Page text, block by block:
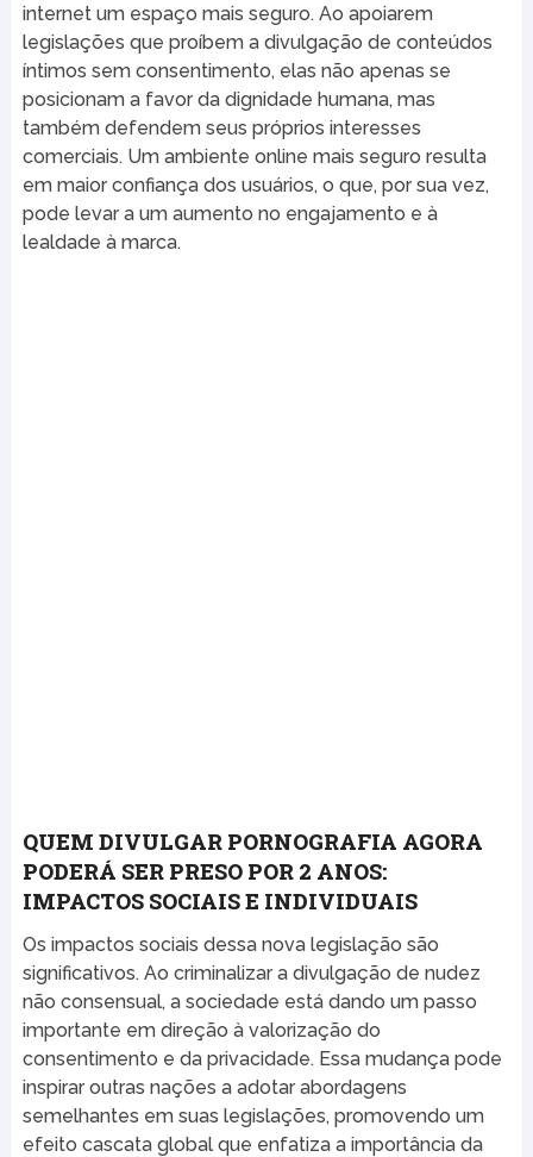
internet um espaço mais seguro. Ao apoiarem
legislações que proíbem a divulgação de conteúdos
íntimos sem consentimento, elas não apenas se
posicionam a favor da dignidade humana, mas
também defendem seus próprios interesses
comerciais. Um ambiente online mais seguro resulta
em maior confiança dos usuários, o que, por sua vez,
pode levar a um aumento no engajamento e à
lealdade à marca.
QUEM DIVULGAR PORNOGRAFIA AGORA
PODERÁ SER PRESO POR 2 ANOS:
IMPACTOS SOCIAIS E INDIVIDUAIS
Os impactos sociais dessa nova legislação são
significativos. Ao criminalizar a divulgação de nudez
não consensual, a sociedade está dando um passo
importante em direção à valorização do
consentimento e da privacidade. Essa mudança pode
inspirar outras nações a adotar abordagens
semelhantes em suas legislações, promovendo um
efeito cascata global que enfatiza a importância da